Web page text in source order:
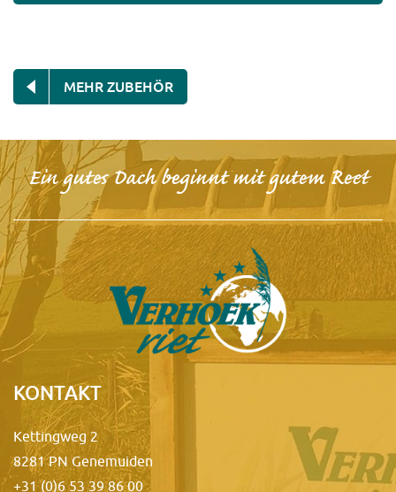
MEHR ZUBEHÖR
Ein gutes Dach beginnt mit gutem Reet
KONTAKT
Kettingweg 2
8281 PN Genemuiden
+31 (0)6 53 39 86 00